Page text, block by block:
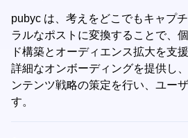
pubyc は、考えをどこでもキャプ
ラルなポストに変換することで、
ド構築とオーディエンス拡大を支
詳細なオンボーディングを提供し
ンテンツ戦略の策定を行い、ユー
す。